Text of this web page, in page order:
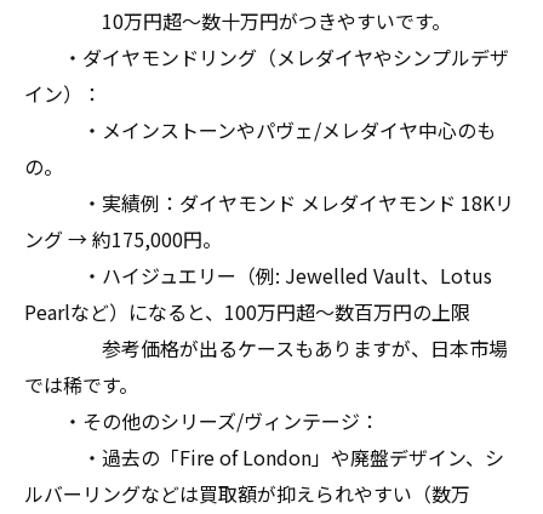
10万円超～数十万円がつきやすいです。
・ダイヤモンドリング（メレダイヤやシンプルデザ
イン）：
・メインストーンやパヴェ/メレダイヤ中心のも
の。
・実績例：ダイヤモンド メレダイヤモンド 18Kリ
ング → 約175,000円。
・ハイジュエリー（例: Jewelled Vault、Lotus
Pearlなど）になると、100万円超～数百万円の上限
参考価格が出るケースもありますが、日本市場
では稀です。
・その他のシリーズ/ヴィンテージ：
・過去の「Fire of London」や廃盤デザイン、シ
ルバーリングなどは買取額が抑えられやすい（数万